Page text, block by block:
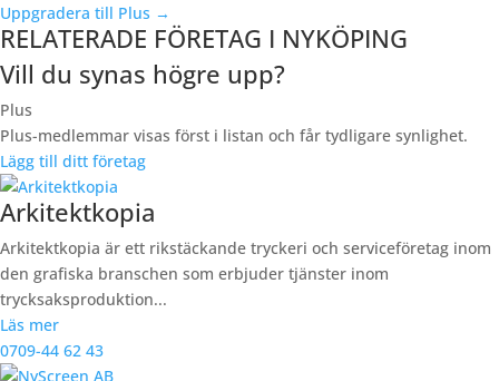
Uppgradera till Plus →
RELATERADE FÖRETAG I NYKÖPING
Vill du synas högre upp?
Plus
Plus-medlemmar visas först i listan och får tydligare synlighet.
Lägg till ditt företag
Arkitektkopia
Arkitektkopia är ett rikstäckande tryckeri och serviceföretag inom
den grafiska branschen som erbjuder tjänster inom
trycksaksproduktion...
Läs mer
0709-44 62 43